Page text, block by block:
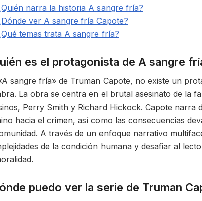
narra la historia A sangre fría?
ver A sangre fría Capote?
temas trata A sangre fría?
es el protagonista de A sangre
sangre fría» de Truman Capote, no existe un
La obra se centra en el brutal asesinato de la
Perry Smith y Richard Hickock. Capote narra
hacia el crimen, así como las consecuencias
A través de un enfoque narrativo
de la condición humana y desafiar al
puedo ver la serie de Truman